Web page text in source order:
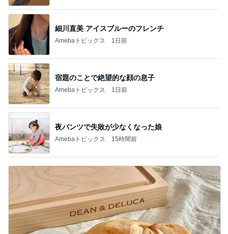
細川直美 アイスブルーのフレンチ
Amebaトピックス 1日前
宿題のことで絶望的な顔の息子
Amebaトピックス 1日前
夜パンツで失敗が少なくなった娘
Amebaトピックス 15時間前